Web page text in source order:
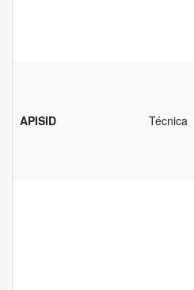
APISID Técnica